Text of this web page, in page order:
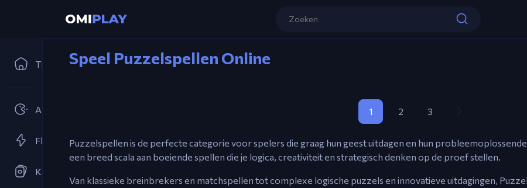
Thuis
Arcades
Flash spellen
Kaartspellen
Speel Puzzelspellen Online
1 2 3
Puzzelspellen is de perfecte categorie voor spelers die graag hun geest uitdagen en hun
een breed scala aan boeiende spellen die je logica, creativiteit en strategisch denken op de proef stellen.
Van klassieke breinbrekers en matchspellen tot complexe logische puzzels en innovatieve uitdagingen,